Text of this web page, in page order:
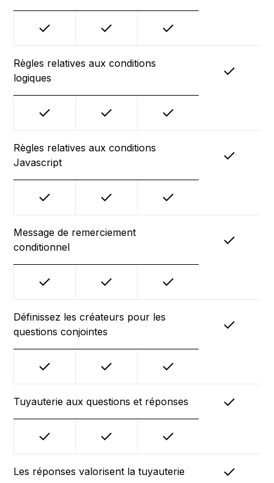
Règles relatives aux conditions
logiques
Règles relatives aux conditions
Javascript
Message de remerciement
conditionnel
Définissez les créateurs pour les
questions conjointes
Tuyauterie aux questions et réponses
Les réponses valorisent la tuyauterie